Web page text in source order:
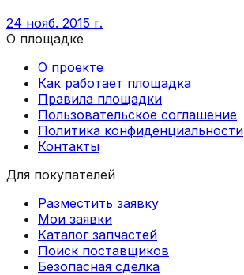
24 нояб. 2015 г.
О площадке
О проекте
Как работает площадка
Правила площадки
Пользовательское соглашение
Политика конфиденциальности
Контакты
Для покупателей
Разместить заявку
Мои заявки
Каталог запчастей
Поиск поставщиков
Безопасная сделка